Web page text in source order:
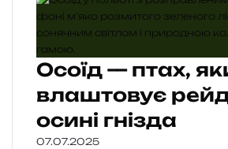
Осоїд — птах,
влаштовує
осині гнізда
07.07.2025